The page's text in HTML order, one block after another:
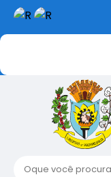
Oque você procura?